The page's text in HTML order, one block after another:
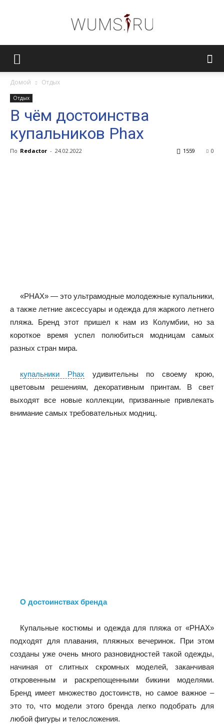
Домой Отдых
Отдых
В чём достоинства
купальников Phax
По Redactor - 24.02.2022 0
1559
«PHAX» — это ультрамодные молодежные купальники,
а также летние аксессуары и одежда для жаркого летнего
пляжа. Бренд этот пришел к нам из Колумбии, но за
короткое время успел полюбиться модницам самых
разных стран мира.
купальники Phax удивительны по своему крою,
цветовым решениям, декоративным принтам. В свет
выходят все новые коллекции, призванные привлекать
внимание самых требовательных модниц.
О достоинствах бренда
Купальные костюмы и одежда для пляжа от «PHAX»
подходят для плавания, пляжных вечеринок. При этом
созданы уже очень много разновидностей такой одежды,
начиная от слитных скромных моделей, заканчивая
откровенным и раскрепощенными бикини моделями.
Бренд имеет множество достоинств, но самое важное –
это то, что модели этого бренда легко подобрать для
любой фигуры и телосложения.